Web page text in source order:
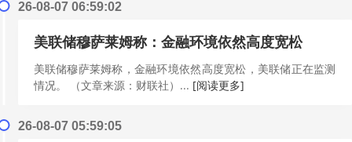
26-08-07 06:59:02
美联储穆萨莱姆称：金融环境依然高度宽松
美联储穆萨莱姆称，金融环境依然高度宽松，美联储正在监测
情况。 （文章来源：财联社）... [阅读更多]
26-08-07 05:59:05